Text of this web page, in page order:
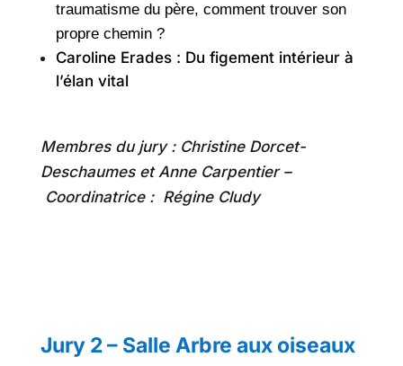
traumatisme du père, comment trouver son
propre chemin ?
Caroline Erades : Du figement intérieur à
l’élan vital
Membres du jury : Christine Dorcet-
Deschaumes et Anne Carpentier –
Coordinatrice : Régine Cludy
Jury 2 – Salle Arbre aux oiseaux